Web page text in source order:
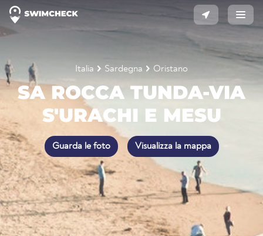
Italia Sardegna Oristano
SA ROCCA TUNDA-VIA
S'URACHI E MESU
Guarda le foto Visualizza la mappa